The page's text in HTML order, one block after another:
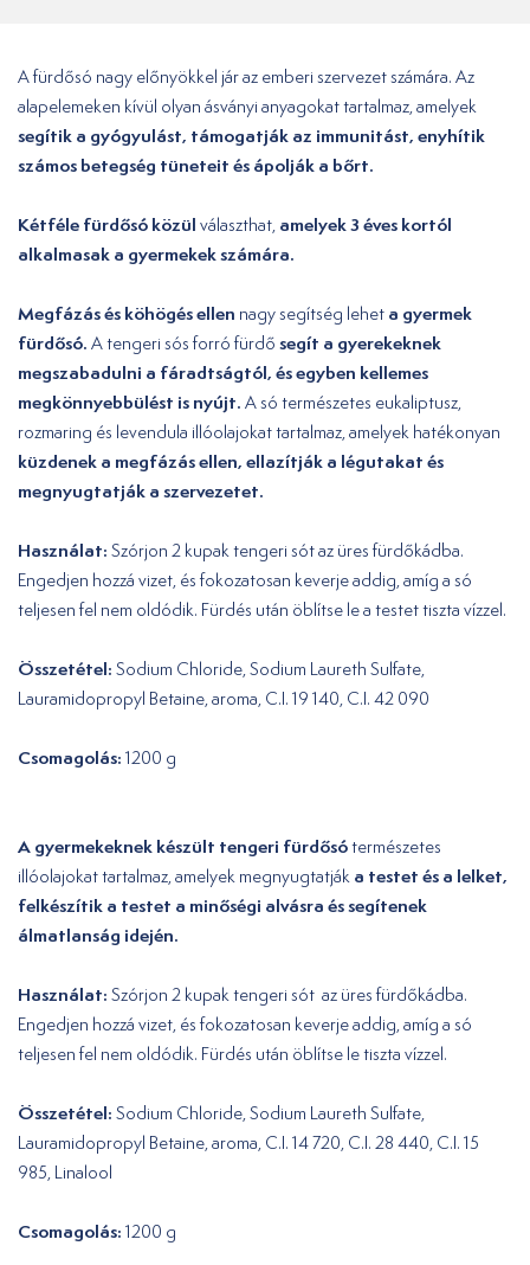
A fürdősó nagy előnyökkel jár az emberi szervezet számára. Az
alapelemeken kívül olyan ásványi anyagokat tartalmaz, amelyek
segítik a gyógyulást, támogatják az immunitást, enyhítik
számos betegség tüneteit és ápolják a bőrt.
Kétféle fürdősó közül választhat, amelyek 3 éves kortól
alkalmasak a gyermekek számára.
Megfázás és köhögés ellen nagy segítség lehet a gyermek
fürdősó. A tengeri sós forró fürdő segít a gyerekeknek
megszabadulni a fáradtságtól, és egyben kellemes
megkönnyebbülést is nyújt. A só természetes eukaliptusz,
rozmaring és levendula illóolajokat tartalmaz, amelyek hatékonyan
küzdenek a megfázás ellen, ellazítják a légutakat és
megnyugtatják a szervezetet.
Használat: Szórjon 2 kupak tengeri sót az üres fürdőkádba.
Engedjen hozzá vizet, és fokozatosan keverje addig, amíg a só
teljesen fel nem oldódik. Fürdés után öblítse le a testet tiszta vízzel.
Összetétel: Sodium Chloride, Sodium Laureth Sulfate,
Lauramidopropyl Betaine, aroma, C.I. 19 140, C.I. 42 090
Csomagolás: 1200 g
A gyermekeknek készült tengeri fürdősótermészetes
illóolajokat tartalmaz, amelyek megnyugtatják a testet és a lelket,
felkészítik a testet a minőségi alvásra és segítenek
álmatlanság idején.
Használat: Szórjon 2 kupak tengeri sót az üres fürdőkádba.
Engedjen hozzá vizet, és fokozatosan keverje addig, amíg a só
teljesen fel nem oldódik. Fürdés után öblítse le tiszta vízzel.
Összetétel: Sodium Chloride, Sodium Laureth Sulfate,
Lauramidopropyl Betaine, aroma, C.I. 14 720, C.I. 28 440, C.I. 15
985, Linalool
Csomagolás: 1200 g